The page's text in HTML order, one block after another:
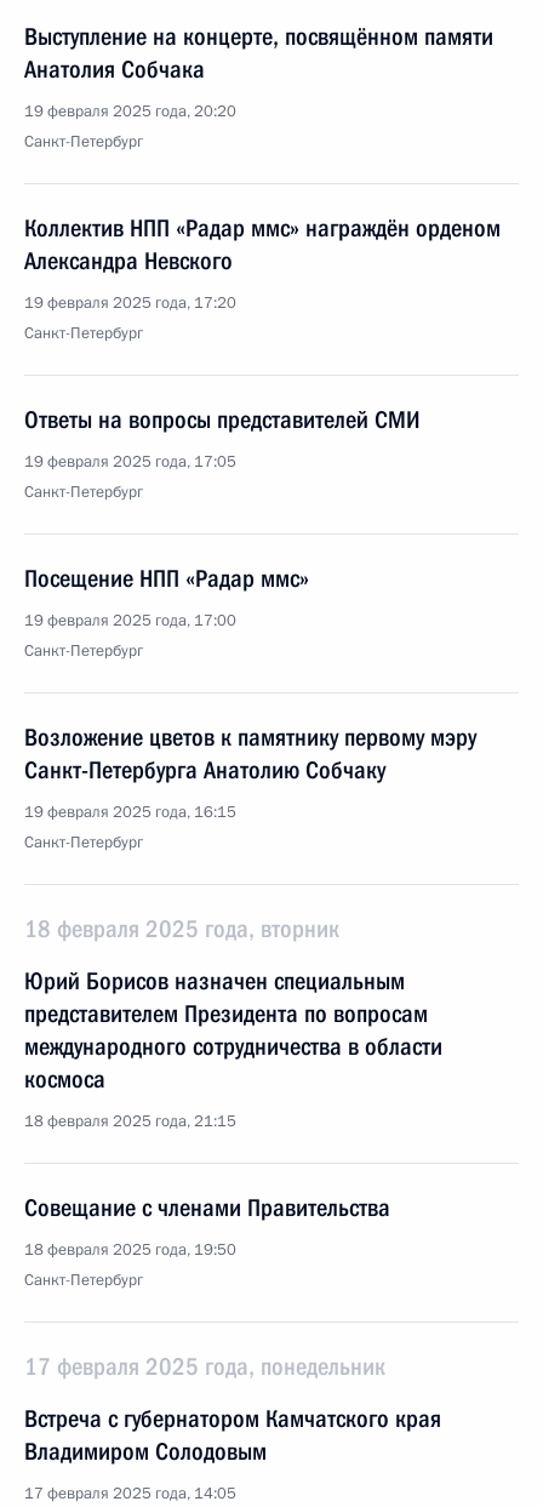
Выступление на концерте, посвящённом памяти
Анатолия Собчака
19 февраля 2025 года, 20:20
Санкт-Петербург
Коллектив НПП «Радар ммс» награждён орденом
Александра Невского
19 февраля 2025 года, 17:20
Санкт-Петербург
Ответы на вопросы представителей СМИ
19 февраля 2025 года, 17:05
Санкт-Петербург
Посещение НПП «Радар ммс»
19 февраля 2025 года, 17:00
Санкт-Петербург
Возложение цветов к памятнику первому мэру
Санкт-Петербурга Анатолию Собчаку
19 февраля 2025 года, 16:15
Санкт-Петербург
18 февраля 2025 года, вторник
Юрий Борисов назначен специальным
представителем Президента по вопросам
международного сотрудничества в области
космоса
18 февраля 2025 года, 21:15
Совещание с членами Правительства
18 февраля 2025 года, 19:50
Санкт-Петербург
17 февраля 2025 года, понедельник
Встреча с губернатором Камчатского края
Владимиром Солодовым
17 февраля 2025 года, 14:05